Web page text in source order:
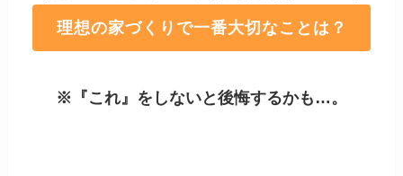
理想の家づくりで一番大切なことは？
※『これ』をしないと後悔するかも…。